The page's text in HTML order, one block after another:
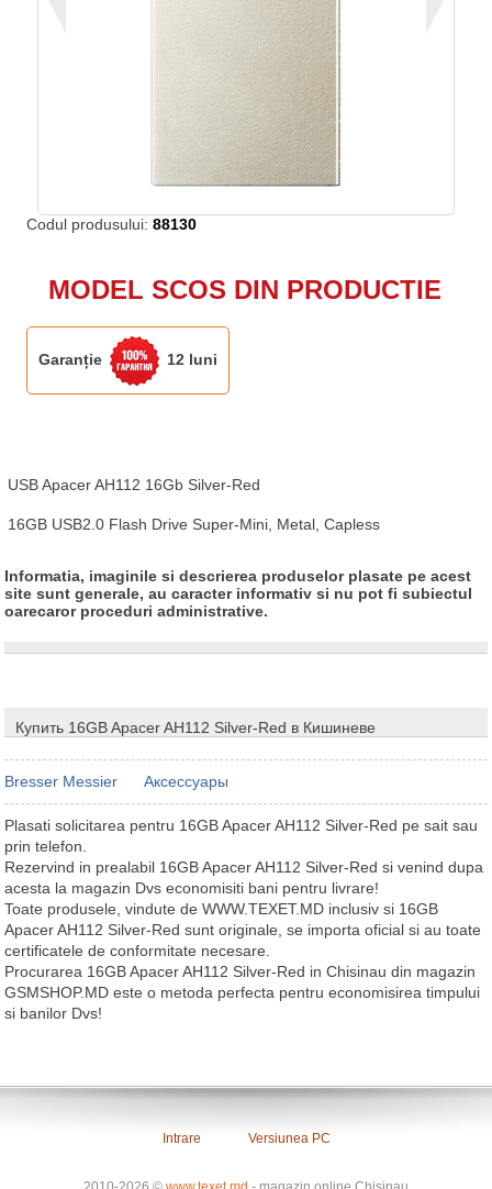
Codul produsului:88130
MODEL SCOS DIN PRODUCTIE
Garanție 12 luni
USB Apacer AH112 16Gb Silver-Red
16GB USB2.0 Flash Drive Super-Mini, Metal, Capless
Informatia, imaginile si descrierea produselor plasate pe acest
site sunt generale, au caracter informativ si nu pot fi subiectul
oarecaror proceduri administrative.
Купить 16GB Apacer AH112 Silver-Red в Кишиневе
Bresser Messier Аксессуары
Plasati solicitarea pentru 16GB Apacer AH112 Silver-Red pe sait sau
prin telefon.
Rezervind in prealabil 16GB Apacer AH112 Silver-Red si venind dupa
acesta la magazin Dvs economisiti bani pentru livrare!
Toate produsele, vindute de WWW.TEXET.MD inclusiv si 16GB
Apacer AH112 Silver-Red sunt originale, se importa oficial si au toate
certificatele de conformitate necesare.
Procurarea 16GB Apacer AH112 Silver-Red in Chisinau din magazin
GSMSHOP.MD este o metoda perfecta pentru economisirea timpului
si banilor Dvs!
Intrare Versiunea PC